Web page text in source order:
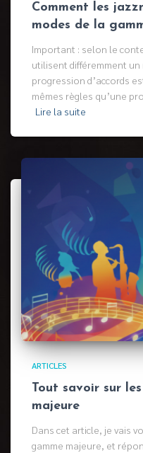
Comment les
modes de la
Important : selon le
utilisent différemment un
progression d’accords
mêmes règles qu’une
Lire la suite
ARTICLES
Tout savoir sur
majeure
Dans cet article, je vais
gamme majeure, et